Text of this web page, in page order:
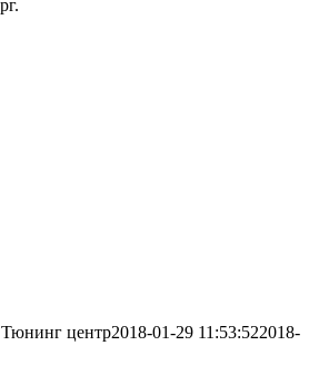
Тюнинг центр2018-01-29 11:53:522018-